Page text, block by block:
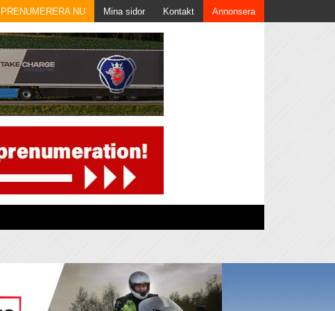
PRENUMERERA NU Mina sidor Kontakt Annonsera